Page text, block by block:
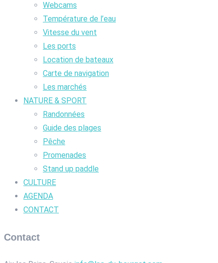
Webcams
Température de l’eau
Vitesse du vent
Les ports
Location de bateaux
Carte de navigation
Les marchés
NATURE & SPORT
Randonnées
Guide des plages
Pêche
Promenades
Stand up paddle
CULTURE
AGENDA
CONTACT
Contact